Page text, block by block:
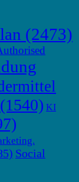
(2473)
(1540) KI
Social